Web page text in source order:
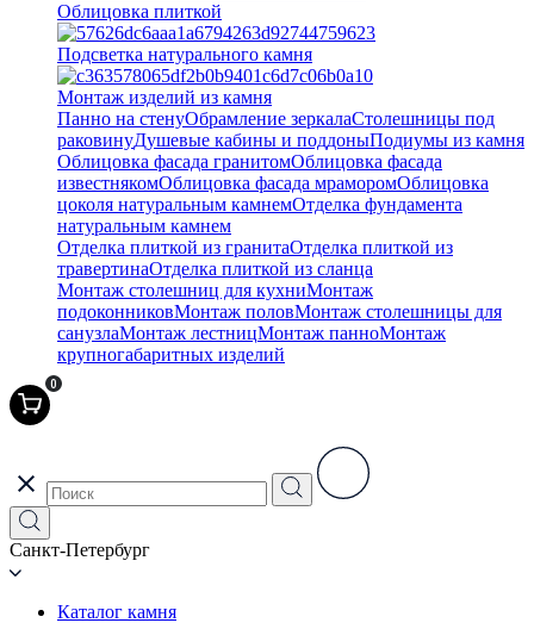
Облицовка плиткой
Подсветка натурального камня
Монтаж изделий из камня
Панно на стенуОбрамление зеркалаСтолешницы под
раковинуДушевые кабины и поддоныПодиумы из камня
Облицовка фасада гранитомОблицовка фасада
известнякомОблицовка фасада мраморомОблицовка
цоколя натуральным камнемОтделка фундамента
натуральным камнем
Отделка плиткой из гранитаОтделка плиткой из
травертинаОтделка плиткой из сланца
Монтаж столешниц для кухниМонтаж
подоконниковМонтаж половМонтаж столешницы для
санузлаМонтаж лестницМонтаж панноМонтаж
крупногабаритных изделий
0
Санкт-Петербург
Каталог камня